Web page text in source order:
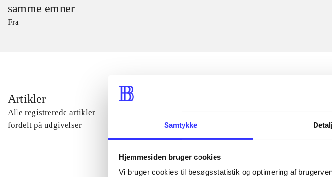
Samtykke
Hjemmesiden bruger cookies
Vi bruger cookies til besøgsstatistik og optimering af
samme emner
Fra
Artikler
Alle registrerede artikler
fordelt på udgivelser
...
...